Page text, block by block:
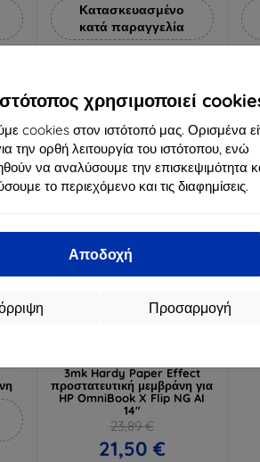
χρησιμοποιεί
cookies στον ιστότοπό μας. Ορισμένα
την ορθή λειτουργία του ιστότοπου, ενώ
να αναλύσουμε την επισκεψιμότητα
το περιεχόμενο και τις διαφημίσεις.
Αποδοχή
Προσαρμογή
Κατασκευασμένο
κατά παραγγελία
Διαθέσιμο > 5 τεμ
-10%
Έκπτωση
3mk Hardy Paper Effect
προστατευτική μεμβράνη για
HP OmniBook X Flip NG AI
14"
23,89 €
21,50 €